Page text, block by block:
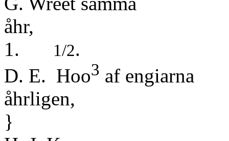
1.
1/2.
D. E. Hoo3 af engiarna
}